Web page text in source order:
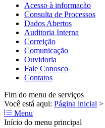
Acesso à informação
Consulta de Processos
Dados Abertos
Auditoria Interna
Correição
Comunicação
Ouvidoria
Fale Conosco
Contatos
Fim do menu de serviços
Você está aqui: Página inicial >
Menu
Início do menu principal